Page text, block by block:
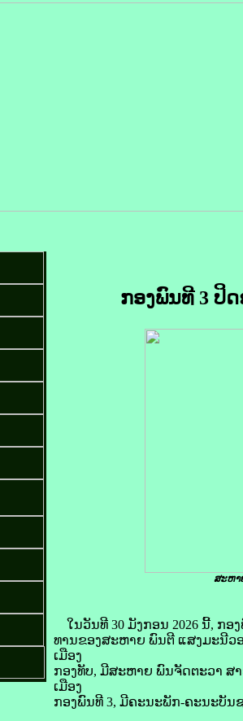
ກອງພົນທີ 3 ປິ
ສະຫາ
ໃນວັນທີ 30 ມັງກອນ 2026 ນີ້, ກ
ທານຂອງສະຫາຍ ພົນຕີ ແສງມະນີ
ເມືອງ
ກອງທັບ, ມີສະຫາຍ ພົນຈັດຕະວາ ສ
ເມືອງ
ກອງພົນທີ 3, ມີຄະນະພັກ-ຄະນະບັນ